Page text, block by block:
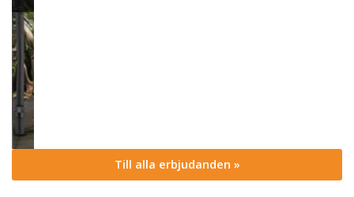
Till alla erbjudanden »